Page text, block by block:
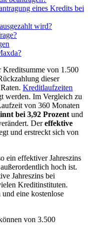
eines Kredits bei
wird?
Kreditsumme von 1.500
dieser
Kreditlaufzeiten
werden. Im Vergleich zu
von 360 Monaten
bei 3,92 Prozent und
Dereffektive
und erstreckt sich von
ein effektiver Jahreszins
hoch ist.
Jahreszins bei
Kreditinstituten.
eine kostenlose
von 3.500